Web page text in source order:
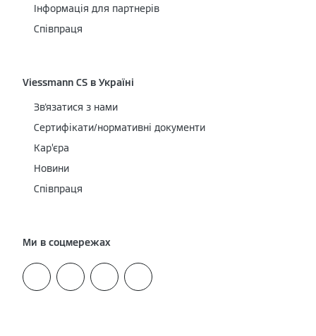
Інформація для партнерів
Співпраця
Viessmann CS в Україні
Зв'язатися з нами
Сертифікати/нормативні документи
Кар’єра
Новини
Співпраця
Ми в соцмережах